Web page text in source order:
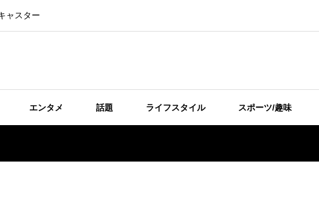
ャスター
エンタメ 話題 ライフスタイル スポーツ/趣味